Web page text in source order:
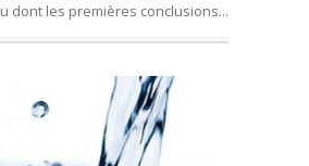
dont les premières conclusions...